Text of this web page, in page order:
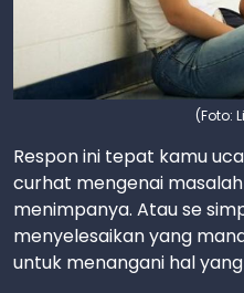
(Foto:
Respon ini tepat kamu
curhat mengenai
menimpanya. Atau se
menyelesaikan yang
untuk menangani hal